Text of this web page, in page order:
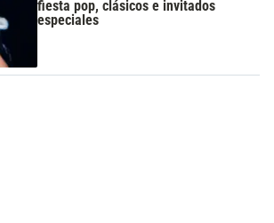
fiesta pop, clásicos e invitados
especiales